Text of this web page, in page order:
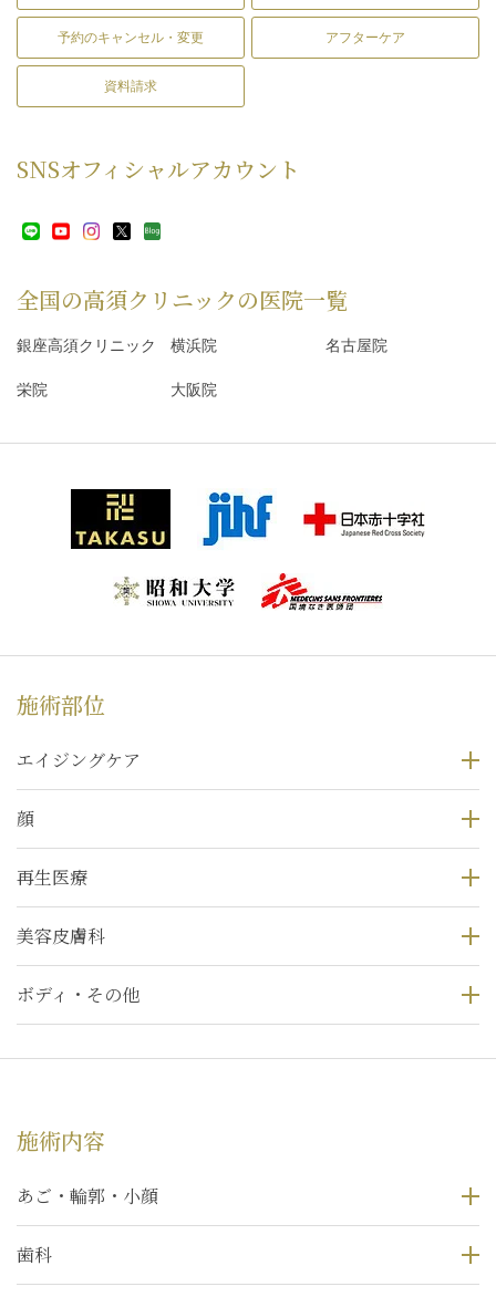
予約のキャンセル・変更 アフターケア
資料請求
SNSオフィシャルアカウント
全国の高須クリニックの医院一覧
銀座高須クリニック 横浜院 名古屋院
栄院 大阪院
施術部位
エイジングケア
顔
再生医療
美容皮膚科
ボディ・その他
施術内容
あご・輪郭・小顔
歯科